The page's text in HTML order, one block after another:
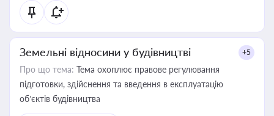
Земельні відносини у будівництві +5
Про що тема: Тема охоплює правове регулювання
підготовки, здійснення та введення в експлуатацію
об’єктів будівництва